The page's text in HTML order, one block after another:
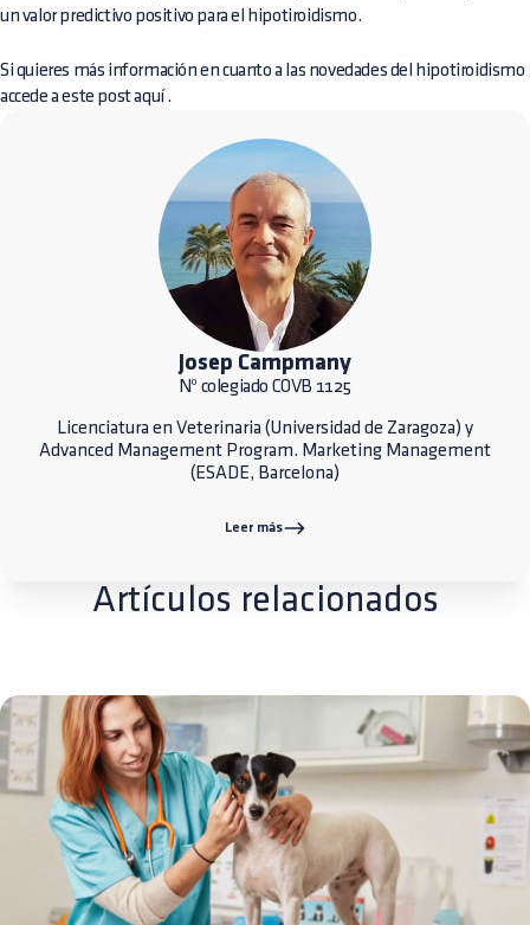
un valor predictivo positivo para el hipotiroidismo.
Si quieres más información en cuanto a las novedades del hipotiroidismo
accede a este postaquí.
Josep Campmany
Nº colegiado COVB 1125
Licenciatura en Veterinaria (Universidad de Zaragoza) y
Advanced Management Program. Marketing Management
(ESADE, Barcelona)
Leer más
Artículos relacionados